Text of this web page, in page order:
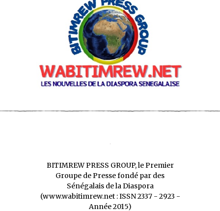
BITIMREW PRESS GROUP, le Premier
Groupe de Presse fondé par des
Sénégalais de la Diaspora
(www.wabitimrew.net : ISSN 2337 - 2923 -
Année 2015)